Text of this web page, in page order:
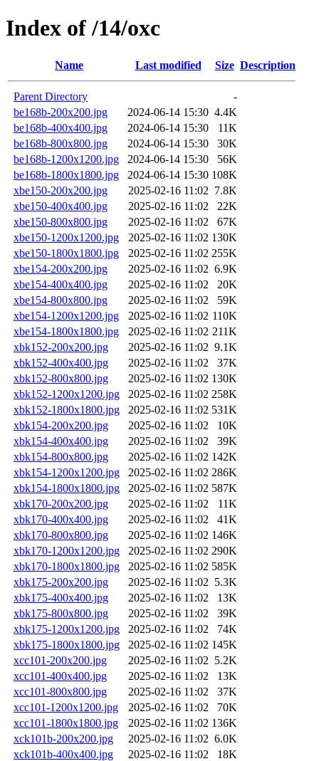
Index of /14/oxc
Name Last modified Size Description
Parent Directory
-
be168b-200x200.jpg
2024-06-14 15:30 4.4K
be168b-400x400.jpg
2024-06-14 15:30
11K
be168b-800x800.jpg
2024-06-14 15:30
30K
be168b-1200x1200.jpg
2024-06-14 15:30
56K
be168b-1800x1800.jpg
2024-06-14 15:30 108K
xbe150-200x200.jpg
2025-02-16 11:02 7.8K
xbe150-400x400.jpg
2025-02-16 11:02
22K
xbe150-800x800.jpg
2025-02-16 11:02
67K
xbe150-1200x1200.jpg
2025-02-16 11:02 130K
xbe150-1800x1800.jpg
2025-02-16 11:02 255K
xbe154-200x200.jpg
2025-02-16 11:02 6.9K
xbe154-400x400.jpg
2025-02-16 11:02
20K
xbe154-800x800.jpg
2025-02-16 11:02
59K
xbe154-1200x1200.jpg
2025-02-16 11:02 110K
xbe154-1800x1800.jpg
2025-02-16 11:02 211K
xbk152-200x200.jpg
2025-02-16 11:02 9.1K
xbk152-400x400.jpg
2025-02-16 11:02
37K
xbk152-800x800.jpg
2025-02-16 11:02 130K
xbk152-1200x1200.jpg
2025-02-16 11:02 258K
xbk152-1800x1800.jpg
2025-02-16 11:02 531K
xbk154-200x200.jpg
2025-02-16 11:02
10K
xbk154-400x400.jpg
2025-02-16 11:02
39K
xbk154-800x800.jpg
2025-02-16 11:02 142K
xbk154-1200x1200.jpg
2025-02-16 11:02 286K
xbk154-1800x1800.jpg
2025-02-16 11:02 587K
xbk170-200x200.jpg
2025-02-16 11:02
11K
xbk170-400x400.jpg
2025-02-16 11:02
41K
xbk170-800x800.jpg
2025-02-16 11:02 146K
xbk170-1200x1200.jpg
2025-02-16 11:02 290K
xbk170-1800x1800.jpg
2025-02-16 11:02 585K
xbk175-200x200.jpg
2025-02-16 11:02 5.3K
xbk175-400x400.jpg
2025-02-16 11:02
13K
xbk175-800x800.jpg
2025-02-16 11:02
39K
xbk175-1200x1200.jpg
2025-02-16 11:02
74K
xbk175-1800x1800.jpg
2025-02-16 11:02 145K
xcc101-200x200.jpg
2025-02-16 11:02 5.2K
xcc101-400x400.jpg
2025-02-16 11:02
13K
xcc101-800x800.jpg
2025-02-16 11:02
37K
xcc101-1200x1200.jpg
2025-02-16 11:02
70K
xcc101-1800x1800.jpg
2025-02-16 11:02 136K
xck101b-200x200.jpg
2025-02-16 11:02 6.0K
xck101b-400x400.jpg
2025-02-16 11:02
18K